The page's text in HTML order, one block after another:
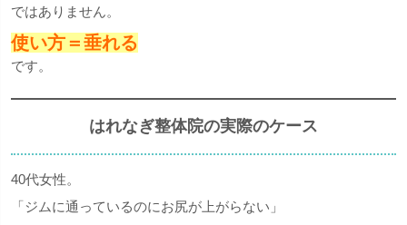
ではありません。
使い方＝垂れる
です。
はれなぎ整体院の実際のケース
40代女性。
「ジムに通っているのにお尻が上がらない」